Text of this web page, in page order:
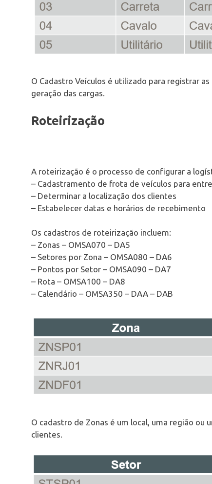
O Cadastro Veículos é utilizado para registrar
geração das cargas.
Roteirização
A roteirização é o processo de configurar a
– Cadastramento de frota de veículos para
– Determinar a localização dos clientes
– Estabelecer datas e horários de recebimento
Os cadastros de roteirização incluem:
– Zonas – OMSA070 – DA5
– Setores por Zona – OMSA080 – DA6
– Pontos por Setor – OMSA090 – DA7
– Rota – OMSA100 – DA8
– Calendário – OMSA350 – DAA – DAB
O cadastro de Zonas é um local, uma região ou
clientes.